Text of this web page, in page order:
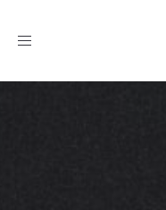
Afficher